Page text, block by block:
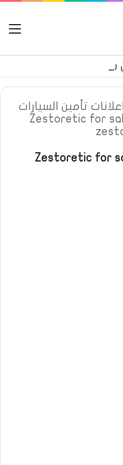
اعلانات تأمين السيارات
Zestoretic for
Zestoretic for